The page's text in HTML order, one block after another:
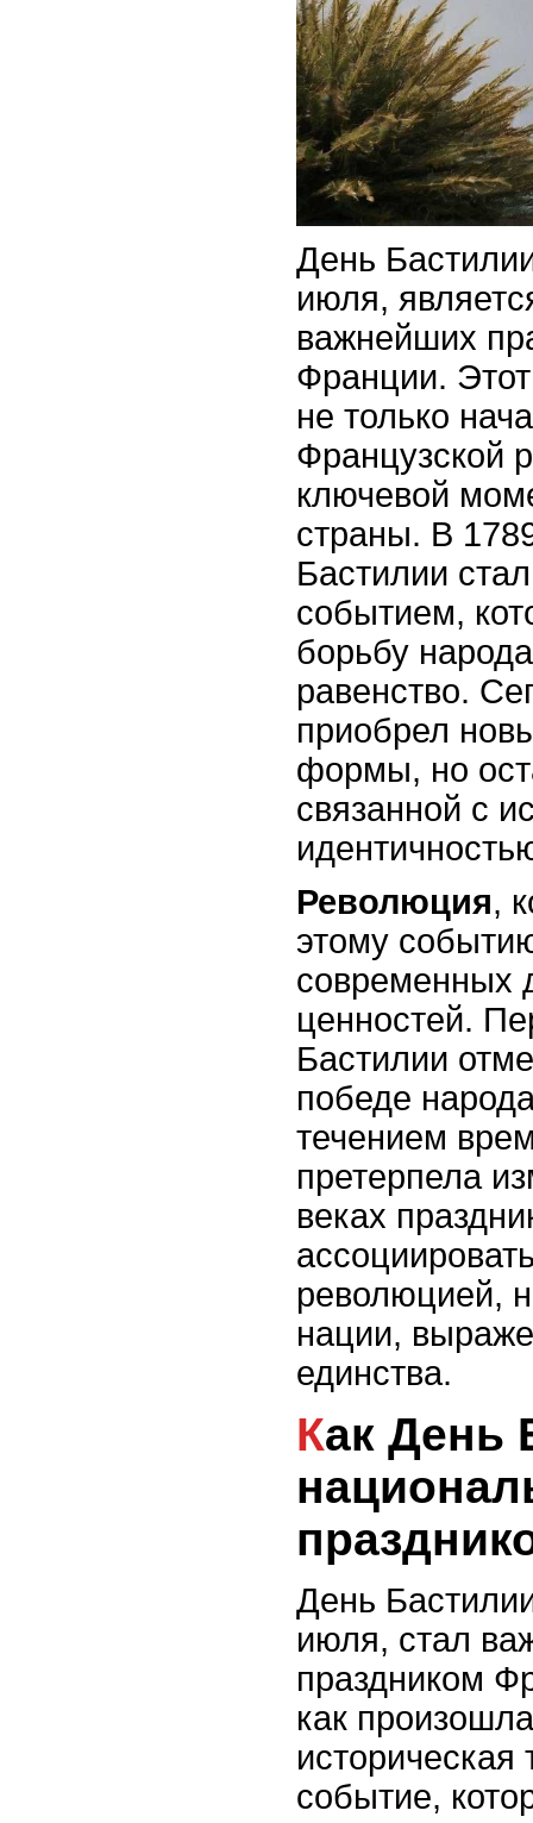
День
июля,
важнейших
Франции.
не только
Французской
ключевой
страны. В
Бастилии
событием,
борьбу
равенство.
приобрел
формы, но
связанной с
Революция,
этому
современных
ценностей.
Бастилии
победе
течением
претерпела
веках
революцией,
нации,
единства.
Как День Бастилии стал
День
июля, стал
праздником
как
событие,